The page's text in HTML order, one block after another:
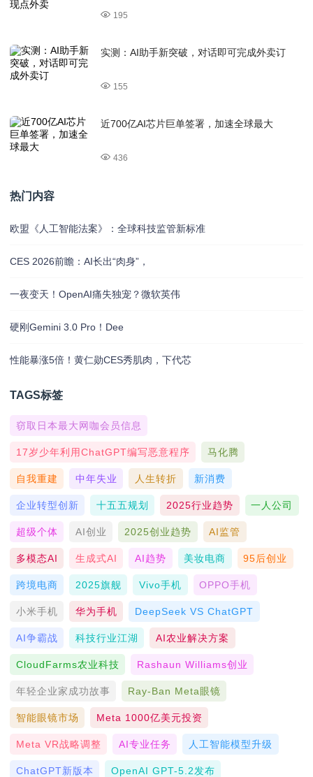
195
实测：AI助手新突破，对话即可完成外卖订
155
近700亿AI芯片巨单签署，加速全球最大
436
热门内容
欧盟《人工智能法案》：全球科技监管新标准
CES 2026前瞻：AI长出“肉身”，
一夜变天！OpenAI痛失独宠？微软英伟
硬刚Gemini 3.0 Pro！Dee
性能暴涨5倍！黄仁勋CES秀肌肉，下代芯
TAGS标签
窃取日本最大网咖会员信息
17岁少年利用ChatGPT编写恶意程序 马化腾
自我重建 中年失业 人生转折 新消费
企业转型创新 十五五规划 2025行业趋势 一人公司
超级个体 AI创业 2025创业趋势 AI监管
多模态AI 生成式AI AI趋势 美妆电商 95后创业
跨境电商 2025旗舰 Vivo手机 OPPO手机
小米手机 华为手机 DeepSeek VS ChatGPT
AI争霸战 科技行业江湖 AI农业解决方案
CloudFarms农业科技 Rashaun Williams创业
年轻企业家成功故事 Ray-Ban Meta眼镜
智能眼镜市场 Meta 1000亿美元投资
Meta VR战略调整 AI专业任务 人工智能模型升级
ChatGPT新版本 OpenAI GPT-5.2发布